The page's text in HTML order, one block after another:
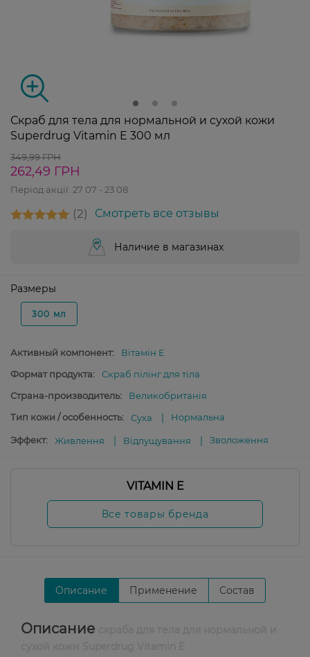
Скраб для тела для нормальной и сухой кожи
Superdrug Vitamin E 300 мл
349,99 ГРН
262,49 ГРН
Період акції: 27 07 - 23 08
2 Смотреть все отзывы
Наличие в магазинах
Размеры
300 мл
Активный компонент:
Вітамін E
Формат продукта:
Скраб пілінг для тіла
Страна-производитель:
Великобританія
Тип кожи / особенность:
Суха Нормальна
Эффект: Живлення Відлущування Зволоження
VITAMIN E
Все товары бренда
Описание Применение Состав
Описание